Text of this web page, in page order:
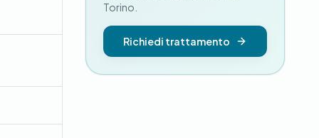
Torino.
Richiedi trattamento